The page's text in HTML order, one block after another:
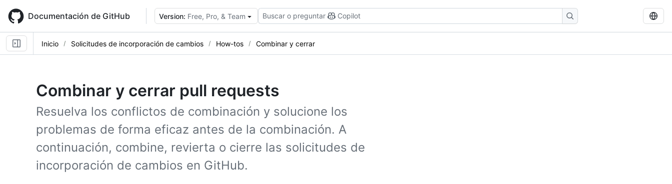
main
content
Documentación de GitHub Version: Free, Pro, & Team Buscar o preguntar Copilot
Inicio Solicitudes de incorporación de cambios How-tos Combinar y cerrar
Combinar y cerrar pull requests
Resuelva los conflictos de combinación y solucione los
problemas de forma eficaz antes de la combinación. A
continuación, combine, revierta o cierre las solicitudes de
incorporación de cambios en GitHub.